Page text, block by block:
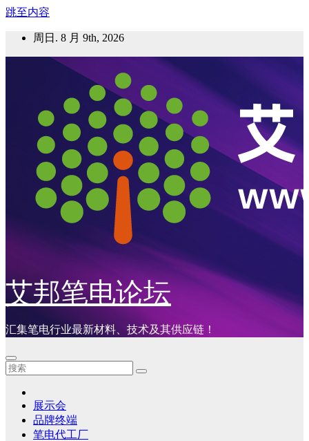
跳至内容
周日. 8 月 9th, 2026
艾邦笔电论坛
汇集笔电行业最新材料、技术及其供应链！
展示会
品牌终端
笔电代工厂